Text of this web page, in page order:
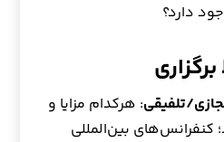
دارد؟
تلفیقی: هرکدام مزایا و
کنفرانس‌های بین‌المللی